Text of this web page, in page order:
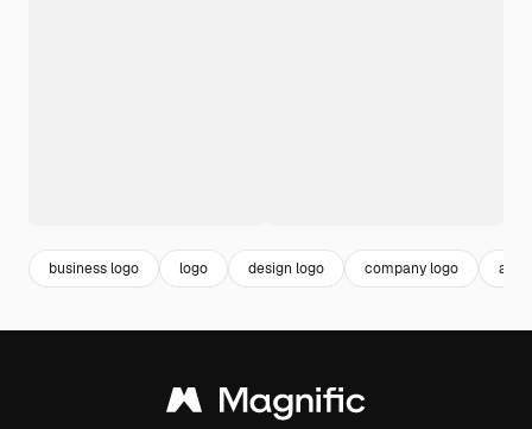
business logo logo design logo company logo